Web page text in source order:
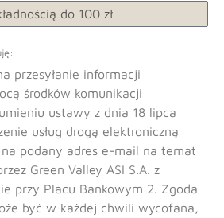
przesyłanie informacji
środków komunikacji
ustawy z dnia 18 lipca
usług drogą elektroniczną
na podany adres e-mail na temat
Green Valley ASI S.A. z
przy Placu Bankowym 2. Zgoda
być w każdej chwili wycofana,